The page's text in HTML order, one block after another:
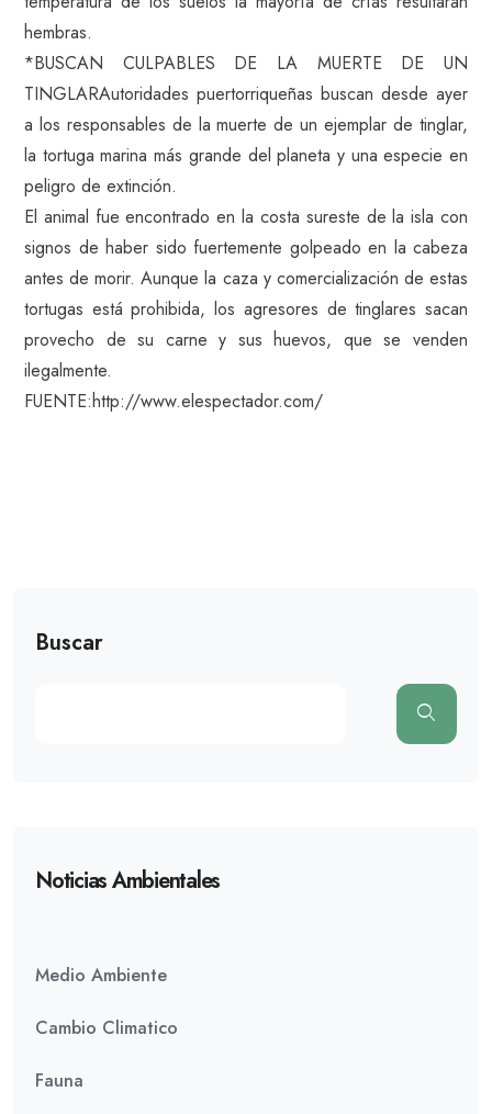
hembras.
*BUSCAN CULPABLES DE LA MUERTE DE UN
TINGLARAutoridades puertorriqueñas buscan desde ayer
a los responsables de la muerte de un ejemplar de tinglar,
la tortuga marina más grande del planeta y una especie en
peligro de extinción.
El animal fue encontrado en la costa sureste de la isla con
signos de haber sido fuertemente golpeado en la cabeza
antes de morir. Aunque la caza y comercialización de estas
tortugas está prohibida, los agresores de tinglares sacan
provecho de su carne y sus huevos, que se venden
ilegalmente.
FUENTE:http://www.elespectador.com/
Buscar
Noticias Ambientales
Medio Ambiente
Cambio Climatico
Fauna